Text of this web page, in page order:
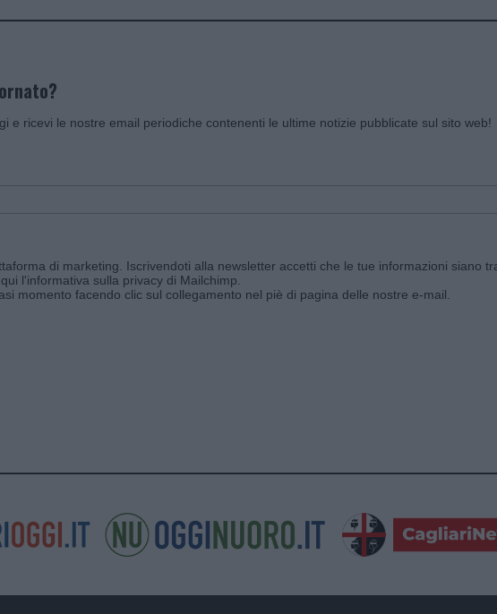
e ricevi le nostre email periodiche contenenti le ultime notizie pubblicate sul sito web!
di marketing. Iscrivendoti alla newsletter accetti che le tue informazioni siano
l'informativa sulla privacy di Mailchimp
momento facendo clic sul collegamento nel piè di pagina delle nostre e-mail.